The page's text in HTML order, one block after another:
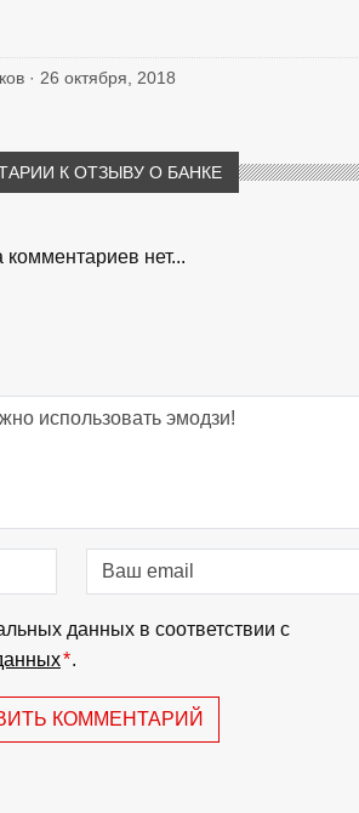
· 26 октября, 2018
К ОТЗЫВУ О БАНКЕ
комментариев нет...
данных в соответствии с
*.
КОММЕНТАРИЙ